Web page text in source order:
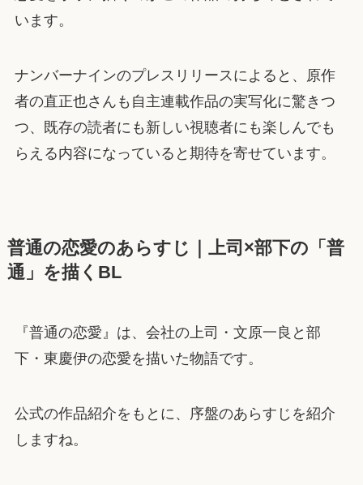
います。
ナンバーナインのプレスリリースによると、原作
者の直正也さんも自主連載作品の実写化に驚きつ
つ、既存の読者にも新しい視聴者にも楽しんでも
らえる内容になっていると期待を寄せています。
普通の恋愛のあらすじ｜上司×部下の「普
通」を描くBL
『普通の恋愛』は、会社の上司・文原一良と部
下・東慶伊の恋愛を描いた物語です。
公式の作品紹介をもとに、序盤のあらすじを紹介
しますね。